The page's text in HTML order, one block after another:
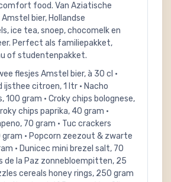
food. Van Aziatische
bier, Hollandse
ice tea, snoep, chocomelk en
Perfect als familiepakket,
of studentenpakket.
flesjes Amstel bier, à 30 cl •
ijsthee citroen, 1 ltr • Nacho
100 gram • Croky chips bolognese,
chips paprika, 40 gram •
70 gram • Tuc crackers
gram • Popcorn zeezout & zwarte
• Dunicec mini brezel salt, 70
de la Paz zonnebloempitten, 25
cereals honey rings, 250 gram